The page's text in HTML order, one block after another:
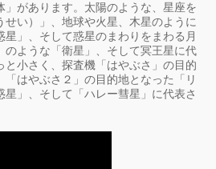
」があります。太陽のような、星座を
せい）」、地球や火星、木星のように
」、そして惑星のまわりをまわる月
のような「衛星」、そして冥王星に代
と小さく、探査機「はやぶさ」の目的
はやぶさ２」の目的地となった「リ
星」、そして「ハレー彗星」に代表さ